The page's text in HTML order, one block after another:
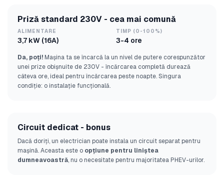
Priză standard 230V - cea mai comună
ALIMENTARE
3,7 kW (16A)
TIMP (0-100%)
3-4 ore
Da, poți! Mașina ta se încarcă la un nivel de putere corespunzător
unei prize obișnuite de 230V - încărcarea completă durează
câteva ore, ideal pentru încărcarea peste noapte. Singura
condiție: o instalație funcțională.
Circuit dedicat - bonus
Dacă doriți, un electrician poate instala un circuit separat pentru
mașină. Aceasta este o opțiune pentru liniștea
dumneavoastră, nu o necesitate pentru majoritatea PHEV-urilor.